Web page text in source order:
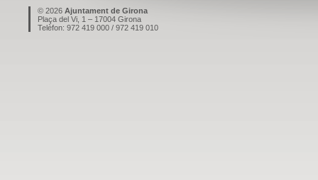
© 2026 Ajuntament de Girona
Plaça del Vi, 1 – 17004 Girona
Telèfon: 972 419 000 / 972 419 010